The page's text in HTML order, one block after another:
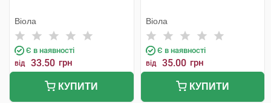
Віола
Є в наявності
від 33.50 грн
КУПИТИ
Віола
Є в наявності
від 35.00 грн
КУПИТИ